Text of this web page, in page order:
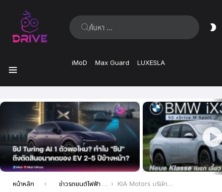
ค้นหา:
iMoD Max Guard LUXESLA
ล่าสุด
คุณอยู่ที่นี่:
หน้าหลัก ข่าวรถยนต์ไฟฟ้า EV ล่าสุด KIA Motors บริษัทแม่จากเกาหลีใต้ เตรียมตั้งโรงงานผลิตรถยนต์ในไทย เผยกำลังการผลิต 250,000 คันต่อปี